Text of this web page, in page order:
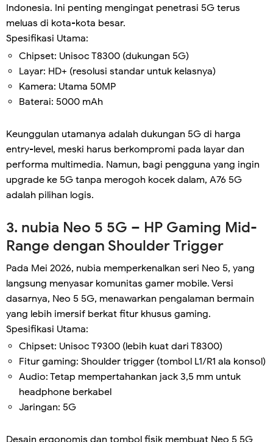
Indonesia. Ini penting mengingat penetrasi 5G terus
meluas di kota-kota besar.
Spesifikasi Utama:
Chipset: Unisoc T8300 (dukungan 5G)
Layar: HD+ (resolusi standar untuk kelasnya)
Kamera: Utama 50MP
Baterai: 5000 mAh
Keunggulan utamanya adalah dukungan 5G di harga
entry-level, meski harus berkompromi pada layar dan
performa multimedia. Namun, bagi pengguna yang ingin
upgrade ke 5G tanpa merogoh kocek dalam, A76 5G
adalah pilihan logis.
3. nubia Neo 5 5G – HP Gaming Mid-
Range dengan Shoulder Trigger
Pada Mei 2026, nubia memperkenalkan seri Neo 5, yang
langsung menyasar komunitas gamer mobile. Versi
dasarnya, Neo 5 5G, menawarkan pengalaman bermain
yang lebih imersif berkat fitur khusus gaming.
Spesifikasi Utama:
Chipset: Unisoc T9300 (lebih kuat dari T8300)
Fitur gaming: Shoulder trigger (tombol L1/R1 ala konsol)
Audio: Tetap mempertahankan jack 3,5 mm untuk
headphone berkabel
Jaringan: 5G